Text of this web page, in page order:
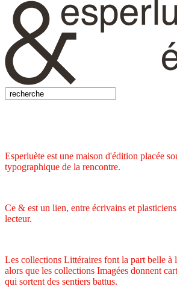
Esperluète est une maison d'édition placée
typographique de la rencontre.
Ce & est un lien, entre écrivains et
lecteur.
Les collections Littéraires font la part belle à
alors que les collections Imagées donnent
qui sortent des sentiers battus.